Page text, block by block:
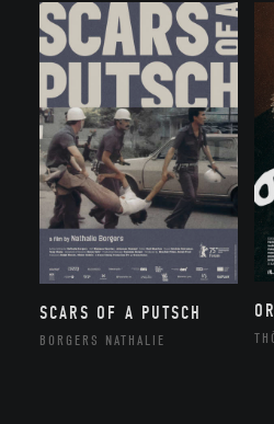
SCARS OF A PUTSCH
BORGERS NATHALIE